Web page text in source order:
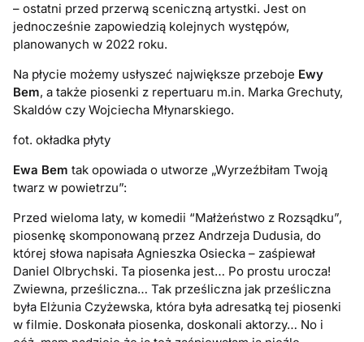
– ostatni przed przerwą sceniczną artystki. Jest on
jednocześnie zapowiedzią kolejnych występów,
planowanych w 2022 roku.
Na płycie możemy usłyszeć największe przeboje Ewy
Bem, a także piosenki z repertuaru m.in. Marka Grechuty,
Skaldów czy Wojciecha Młynarskiego.
fot. okładka płyty
Ewa Bem tak opowiada o utworze „Wyrzeźbiłam Twoją
twarz w powietrzu”:
Przed wieloma laty, w komedii “Małżeństwo z Rozsądku”,
piosenkę skomponowaną przez Andrzeja Dudusia, do
której słowa napisała Agnieszka Osiecka – zaśpiewał
Daniel Olbrychski. Ta piosenka jest… Po prostu urocza!
Zwiewna, prześliczna… Tak prześliczna jak prześliczna
była Elżunia Czyżewska, która była adresatką tej piosenki
w filmie. Doskonała piosenka, doskonali aktorzy… No i